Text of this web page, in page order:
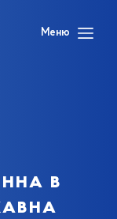
Меню
в